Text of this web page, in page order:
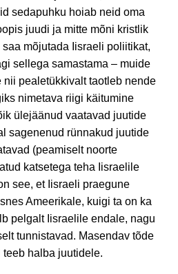
sedapuhku hoiab neid oma
juudi ja mitte mõni kristlik
mõjutada Iisraeli poliitikat,
sellega samastama – muide
nii pealetükkivalt taotleb nende
nimetava riigi käitumine
ülejäänud vaatavad juutide
sagenenud rünnakud juutide
(peamiselt noorte
katsetega teha Iisraelile
see, et Iisraeli praegune
Ameerikale, kuigi ta on ka
pelgalt Iisraelile endale, nagu
tunnistavad. Masendav tõde
teeb halba juutidele.